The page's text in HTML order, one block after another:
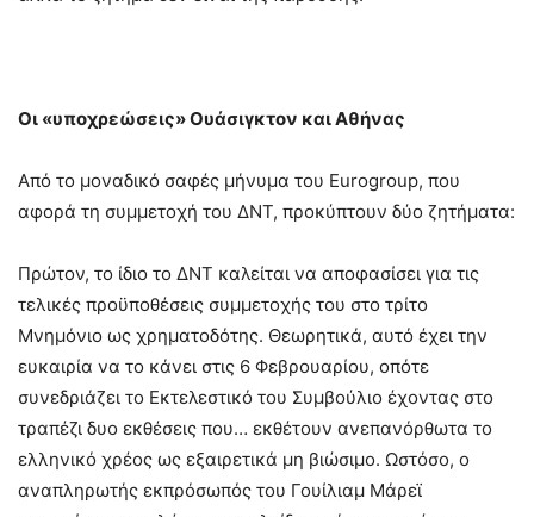
Οι «υποχρεώσεις» Ουάσιγκτον και Αθήνας
Από το μοναδικό σαφές μήνυμα του Eurogroup, που
αφορά τη συμμετοχή του ΔΝΤ, προκύπτουν δύο ζητήματα:
Πρώτον, το ίδιο το ΔΝΤ καλείται να αποφασίσει για τις
τελικές προϋποθέσεις συμμετοχής του στο τρίτο
Μνημόνιο ως χρηματοδότης. Θεωρητικά, αυτό έχει την
ευκαιρία να το κάνει στις 6 Φεβρουαρίου, οπότε
συνεδριάζει το Εκτελεστικό του Συμβούλιο έχοντας στο
τραπέζι δυο εκθέσεις που… εκθέτουν ανεπανόρθωτα το
ελληνικό χρέος ως εξαιρετικά μη βιώσιμο. Ωστόσο, ο
αναπληρωτής εκπρόσωπός του Γουίλιαμ Μάρεϊ